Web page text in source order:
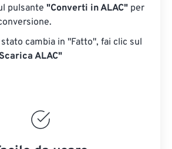
pulsante "Converti in ALAC" per
cambia in "Fatto", fai clic sul
ALAC"